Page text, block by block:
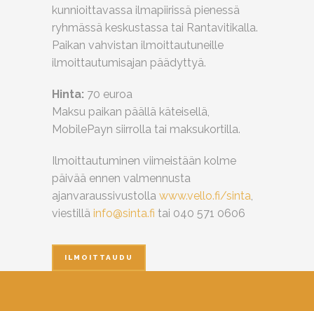
kunnioittavassa ilmapiirissä pienessä
ryhmässä keskustassa tai Rantavitikalla.
Paikan vahvistan ilmoittautuneille
ilmoittautumisajan päädyttyä.
Hinta: 70 euroa
Maksu paikan päällä käteisellä,
MobilePayn siirrolla tai maksukortilla.
Ilmoittautuminen viimeistään kolme
päivää ennen valmennusta
ajanvaraussivustolla www.vello.fi/sinta,
viestillä info@sinta.fi tai 040 571 0606
ILMOITTAUDU